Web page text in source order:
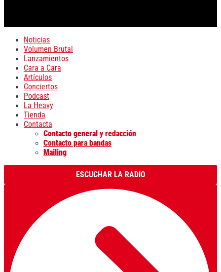
Noticias
Volumen Brutal
Lanzamientos
Cara a Cara
Artículos
Conciertos
Podcast
La Heavy
Tienda
Contacta
Contacto general y redacción
Contacto para bandas
Mailing
ESCUCHAR LA RADIO